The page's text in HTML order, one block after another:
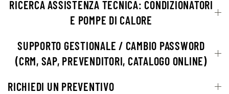
RICERCA ASSISTENZA TECNICA: CONDIZIONATORI
E POMPE DI CALORE
SUPPORTO GESTIONALE / CAMBIO PASSWORD
(CRM, SAP, PREVENDITORI, CATALOGO ONLINE)
RICHIEDI UN PREVENTIVO